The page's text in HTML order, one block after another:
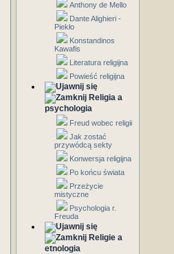
Anthony de Mello
Dante Alighieri -
Piekło
Konstandinos
Kawafis
Literatura religijna
Powieść religijna
Religia a
psychologia
Freud wobec religii
Jak zostać
przywódcą sekty
Konwersja religijna
Po końcu świata
Przeżycie
mistyczne
Psychologia r.
Freuda
Religie a
etnologia